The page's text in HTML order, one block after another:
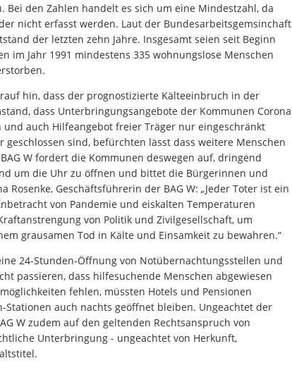
Bei den Zahlen handelt es sich um eine Mindestzahl, da
nicht erfasst werden. Laut der Bundesarbeitsgemsinchaft
der letzten zehn Jahre. Insgesamt seien seit Beginn
im Jahr 1991 mindestens 335 wohnungslose Menschen
hin, dass der prognostizierte Kälteeinbruch in der
dass Unterbringungsangebote der Kommunen Corona
auch Hilfeangebot freier Träger nur eingeschränkt
geschlossen sind, befürchten lässt dass weitere Menschen
W fordert die Kommunen deswegen auf, dringend
um die Uhr zu öffnen und bittet die Bürgerinnen und
Rosenke, Geschäftsführerin der BAG W: „Jeder Toter ist ein
von Pandemie und eiskalten Temperaturen
von Politik und Zivilgesellschaft, um
grausamen Tod in Kälte und Einsamkeit zu bewahren.“
24-Stunden-Öffnung von Notübernachtungsstellen und
passieren, dass hilfesuchende Menschen abgewiesen
fehlen, müssten Hotels und Pensionen
Stationen auch nachts geöffnet bleiben. Ungeachtet der
W zudem auf den geltenden Rechtsanspruch von
Unterbringung - ungeachtet von Herkunft,